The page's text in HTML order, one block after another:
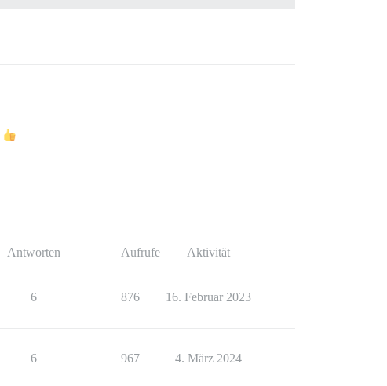
Antworten Aufrufe Aktivität
6 876 16. Februar 2023
6 967 4. März 2024